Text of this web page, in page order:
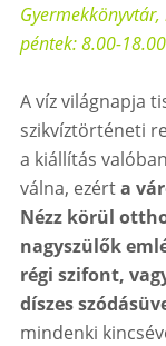
Gyermekkönyvtár,
péntek: 8.00-
A víz világnapja
szikvíztörténeti
a kiállítás
válna, ezérta
Nézz körül
nagyszülők
régi szifont,
díszes
mindenki